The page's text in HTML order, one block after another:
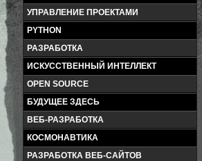
УПРАВЛЕНИЕ ПРОЕКТАМИ
PYTHON
РАЗРАБОТКА
ИСКУССТВЕННЫЙ ИНТЕЛЛЕКТ
OPEN SOURCE
БУДУЩЕЕ ЗДЕСЬ
ВЕБ-РАЗРАБОТКА
КОСМОНАВТИКА
РАЗРАБОТКА ВЕБ-САЙТОВ